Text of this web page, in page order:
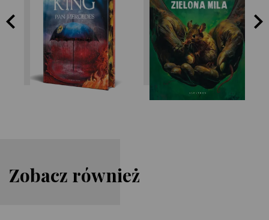
Stephen King Stephen King
Zobacz również